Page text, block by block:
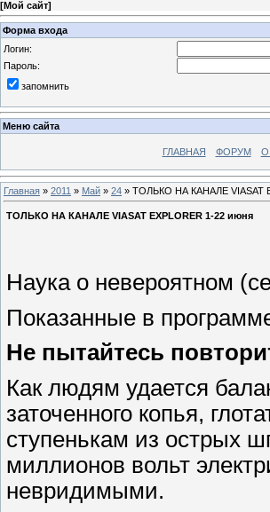
[Мой сайт]
Форма входа
Логин:
Пароль:
запомнить
Меню сайта
ГЛАВНАЯ ФОРУМ О
Главная » 2011 » Май » 24 » ТОЛЬКО НА КАНАЛЕ VIASAT
ТОЛЬКО НА КАНАЛЕ VIASAT EXPLORER 1-22 июня
Наука о невероятном
Показанные в
Не пытайтесь
Как людям удается
заточенного копья,
ступенькам из острых
миллионов вольт
невридимыми.